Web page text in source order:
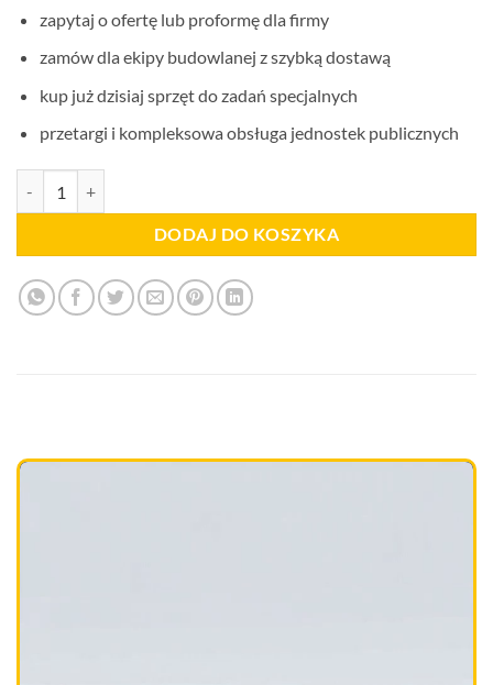
zapytaj o ofertę lub proformę dla firmy
zamów dla ekipy budowlanej z szybką dostawą
kup już dzisiaj sprzęt do zadań specjalnych
przetargi i kompleksowa obsługa jednostek publicznych
DODAJ DO KOSZYKA